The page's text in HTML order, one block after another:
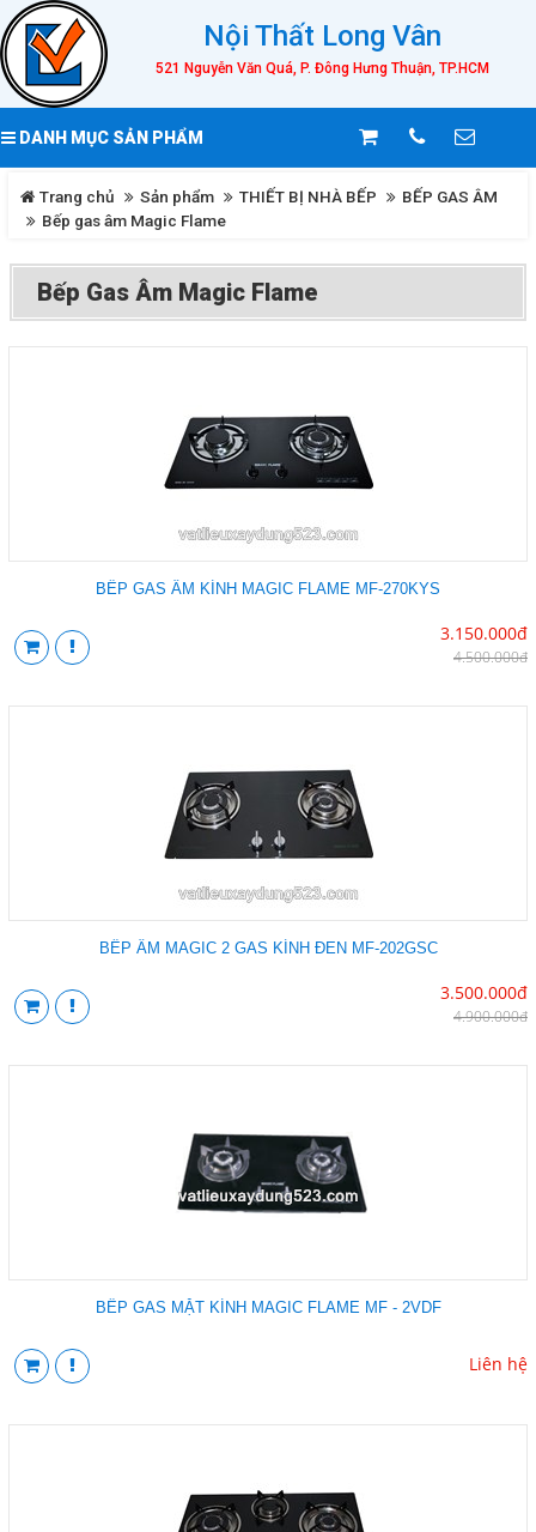
Nội Thất Long Vân
521 Nguyễn Văn Quá, P. Đông Hưng Thuận, TP.HCM
DANH MỤC SẢN PHẨM
Trang chủ Sản phẩm THIẾT BỊ NHÀ BẾP
BẾP GAS ÂM
Bếp gas âm Magic Flame
Bếp Gas Âm Magic Flame
BẾP GAS ÂM KÍNH MAGIC FLAME MF-270KYS
3.150.000đ
4.500.000đ
BẾP ÂM MAGIC 2 GAS KÍNH ĐEN MF-202GSC
3.500.000đ
4.900.000đ
BẾP GAS MẶT KÍNH MAGIC FLAME MF - 2VDF
Liên hệ